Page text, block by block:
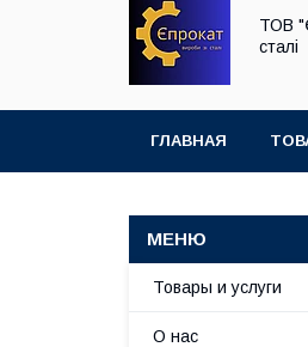
ТОВ
сталі
ГЛАВНАЯ
Товары и услуги
О нас